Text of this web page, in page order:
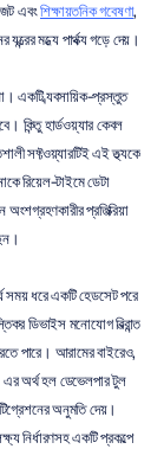
এবং শিক্ষায়তনিক গবেষণা,
মধ্যে পার্থক্য গড়ে দেয়।
একটি ব্যবসায়িক-প্রস্তুত
কিন্তু হার্ডওয়্যার কেবল
সফ্টওয়্যারটিই এই তথ্যকে
রিয়েল-টাইমে ডেটা
প্রতিক্রিয়া
সময় ধরে একটি হেডসেট পরে
ডিভাইস মনোযোগ বিভ্রান্ত
পারে। আরামের বাইরেও,
এর অর্থ হল ডেভেলপার টুল
অনুমতি দেয়।
নির্ধারণসহ একটি প্রকল্পে